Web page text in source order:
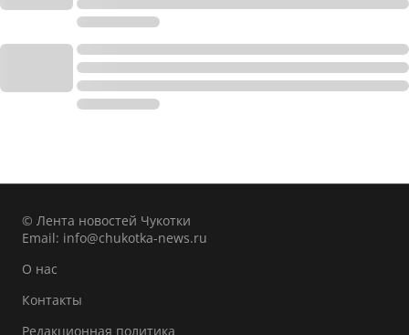
© Лента новостей Чукотки
Email: info@chukotka-news.ru
О нас
Контакты
Редакционная политика